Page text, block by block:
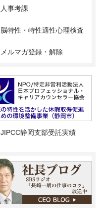
人事考課
脳特性・特性適性心理検査
メルマガ登録・解除
JIPCC静岡支部受託実績